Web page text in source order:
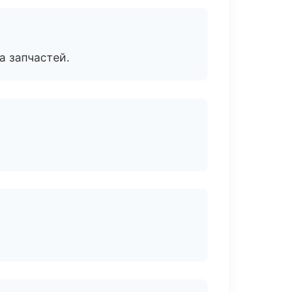
запчастей.